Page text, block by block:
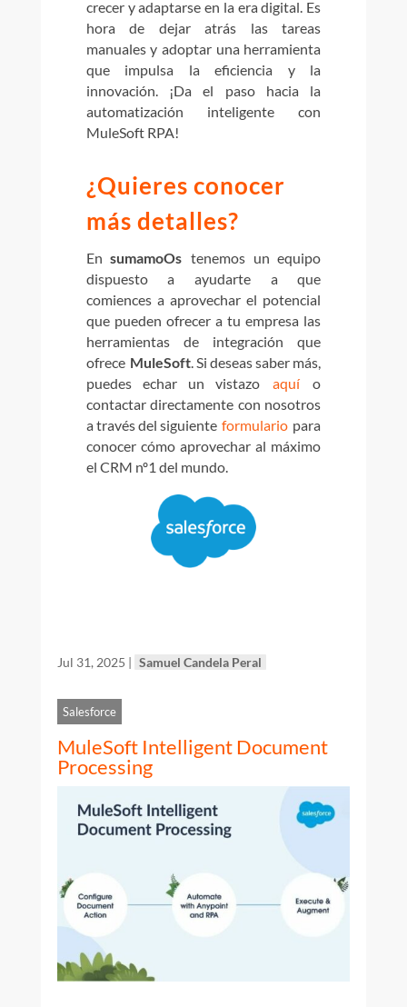
crecer y adaptarse en la era digital. Es
hora de dejar atrás las tareas
manuales y adoptar una herramienta
que impulsa la eficiencia y la
innovación. ¡Da el paso hacia la
automatización inteligente con
MuleSoft RPA!
¿Quieres conocer
más detalles?
EnsumamoOs tenemos un equipo
dispuesto a ayudarte a que
comiences a aprovechar el potencial
que pueden ofrecer a tu empresa las
herramientas de integración que
ofrece MuleSoft.Si deseas saber más,
puedes echar un vistazoaquí
o
contactar directamente con nosotros
a través del siguienteformulario para
conocer cómo aprovechar al máximo
el CRM nº1 del mundo.
Jul 31, 2025 | Samuel Candela Peral
Salesforce
MuleSoft Intelligent Document
Processing